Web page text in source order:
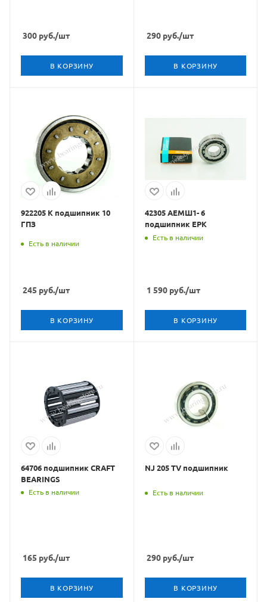
300 руб./шт
В КОРЗИНУ
290руб./шт
В КОРЗИНУ
922205 К подшипник 10
ГПЗ
Есть в наличии
245 руб./шт
В КОРЗИНУ
42305 АЕМШ1- 6
подшипник EPK
Есть в наличии
1 590руб./шт
В КОРЗИНУ
64706 подшипник CRAFT
BEARINGS
Есть в наличии
165 руб./шт
В КОРЗИНУ
NJ 205 TV подшипник
Есть в наличии
290руб./шт
В КОРЗИНУ